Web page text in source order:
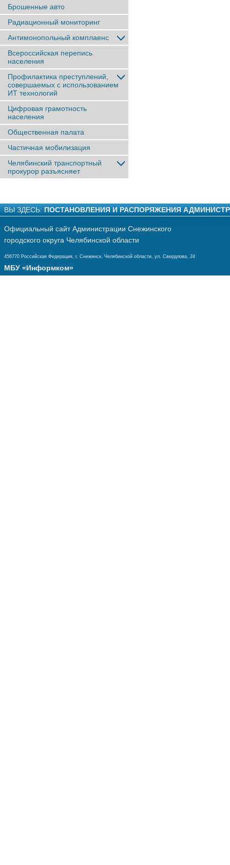
Брошенные авто
Радиационный мониторинг
Антимонопольный комплаенс
Всероссийская перепись
населения
Профилактика преступлений,
совершаемых с использованием
ИТ технологий
Цифровая грамотность
населения
Общественная палата
Частичная мобилизация
Челябинский транспортный
прокурор разъясняет
ВЫ ЗДЕСЬ: ПОСТАНОВЛЕНИЯ И РАСПОРЯЖЕНИЯ
Официальный сайт Администрации Снежинского
городского округа Челябинской области
456770 Российская Федерация, г. Снежинск, Челябинской области, ул. Свердлова, 24
МБУ «Информком»